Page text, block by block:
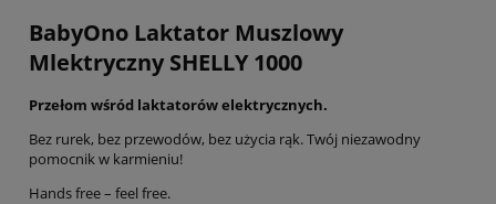
BabyOno Laktator Muszlowy
Mlektryczny SHELLY 1000
Przełom wśród laktatorów elektrycznych.
Bez rurek, bez przewodów, bez użycia rąk. Twój niezawodny
pomocnik w karmieniu!
Hands free – feel free.